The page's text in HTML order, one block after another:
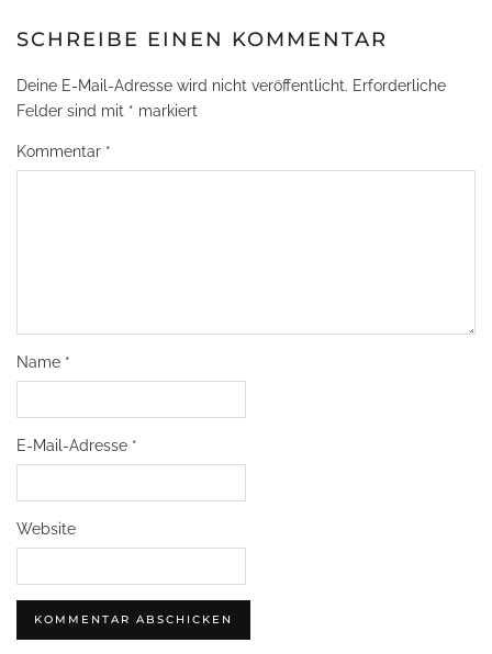
SCHREIBE EINEN KOMMENTAR
Deine E-Mail-Adresse wird nicht veröffentlicht. Erforderliche
Felder sind mit * markiert
Kommentar *
Name *
E-Mail-Adresse *
Website